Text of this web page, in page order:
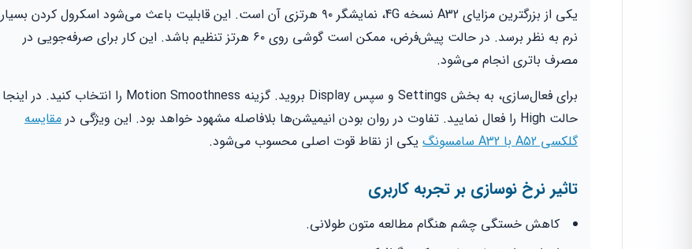
یکی از بزرگترین مزایای A32 نسخه 4G، نمایشگر ۹۰ هرتزی آن است. این قابلیت باعث می‌شود اسکرول کردن بسیار
نرم به نظر برسد. در حالت پیش‌فرض، ممکن است گوشی روی ۶۰ هرتز تنظیم باشد. این کار برای صرفه‌جویی در
مصرف باتری انجام می‌شود.
برای فعال‌سازی، به بخش Settings و سپس Display بروید. گزینه Motion Smoothness را انتخاب کنید. در اینجا
حالت High را فعال نمایید. تفاوت در روان بودن انیمیشن‌ها بلافاصله مشهود خواهد بود. این ویژگی در
مقایسه
گلکسی A52 با A32 سامسونگ
یکی از نقاط قوت اصلی محسوب می‌شود.
تاثیر نرخ نوسازی بر تجربه کاربری
کاهش خستگی چشم هنگام مطالعه متون طولانی.